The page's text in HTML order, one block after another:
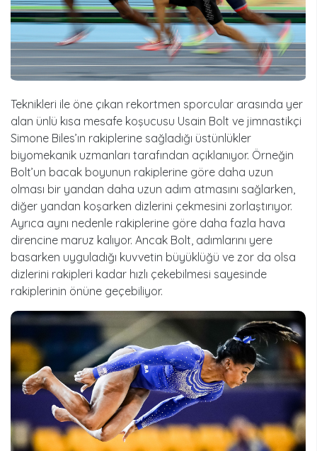
Teknikleri ile öne çıkan rekortmen sporcular arasında yer
alan ünlü kısa mesafe koşucusu Usain Bolt ve jimnastikçi
Simone Biles’ın rakiplerine sağladığı üstünlükler
biyomekanik uzmanları tarafından açıklanıyor. Örneğin
Bolt’un bacak boyunun rakiplerine göre daha uzun
olması bir yandan daha uzun adım atmasını sağlarken,
diğer yandan koşarken dizlerini çekmesini zorlaştırıyor.
Ayrıca aynı nedenle rakiplerine göre daha fazla hava
direncine maruz kalıyor. Ancak Bolt, adımlarını yere
basarken uyguladığı kuvvetin büyüklüğü ve zor da olsa
dizlerini rakipleri kadar hızlı çekebilmesi sayesinde
rakiplerinin önüne geçebiliyor.